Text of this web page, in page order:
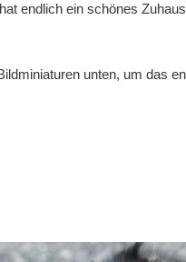
endlich ein schönes
unten, um das